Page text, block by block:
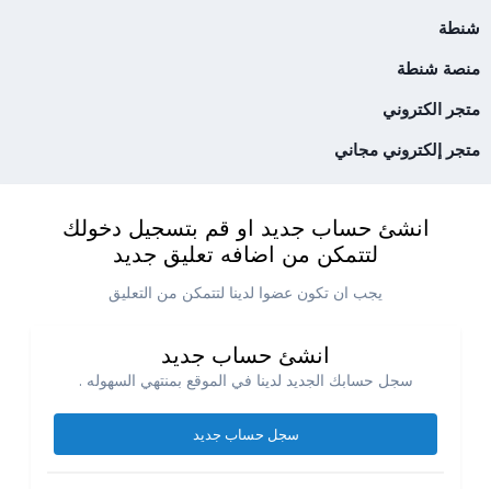
شنطة
منصة شنطة
متجر الكتروني
متجر إلكتروني مجاني
انشئ حساب جديد او قم بتسجيل دخولك
لتتمكن من اضافه تعليق جديد
يجب ان تكون عضوا لدينا لتتمكن من التعليق
انشئ حساب جديد
سجل حسابك الجديد لدينا في الموقع بمنتهي السهوله .
سجل حساب جديد